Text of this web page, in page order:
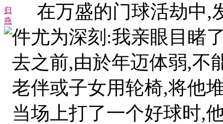
归
燕
在万盛的门球活劫中,
件尤为深刻:我亲眼目睹
去之前,由於年迈体弱,不
老伴或子女用轮椅,将他
当场上打了一个好球时,